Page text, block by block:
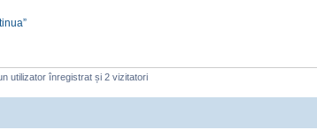
utilizator înregistrat și 2 vizitatori